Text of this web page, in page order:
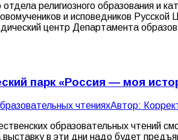
религиозного образования и
и исповедников
центр Департамента
парк «Россия — моя
чтенияхАвтор:
образовательных чтений
в эти дни надо будет